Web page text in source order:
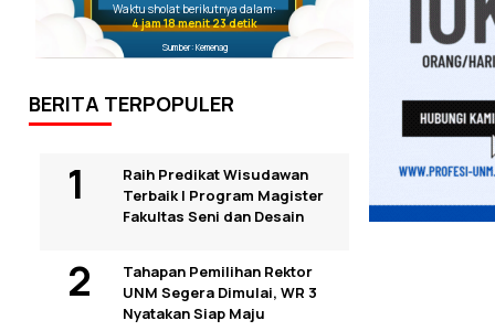
Waktu sholat berikutnya dalam:
4 jam 18 menit 23 detik
Sumber: Kemenag
BERITA TERPOPULER
Raih Predikat Wisudawan
Terbaik I Program Magister
Fakultas Seni dan Desain
Tahapan Pemilihan Rektor
UNM Segera Dimulai, WR 3
Nyatakan Siap Maju